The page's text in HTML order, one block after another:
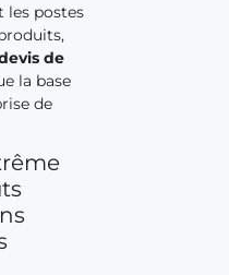
les postes
de
la base
de